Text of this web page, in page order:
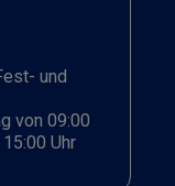
und
von 09:00
Uhr